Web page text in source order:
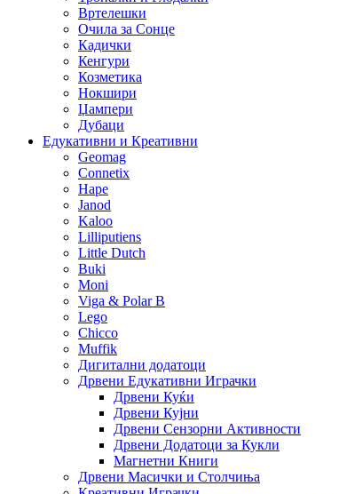
Вртелешки
Очила за Сонце
Кадички
Кенгури
Козметика
Нокшири
Џампери
Дубаци
Едукативни и Креативни
Geomag
Connetix
Hape
Janod
Kaloo
Lilliputiens
Little Dutch
Buki
Moni
Viga & Polar B
Lego
Chicco
Muffik
Дигитални додатоци
Дрвени Едукативни Играчки
Дрвени Куќи
Дрвени Кујни
Дрвени Сензорни Активности
Дрвени Додатоци за Кукли
Магнетни Книги
Дрвени Масички и Столчиња